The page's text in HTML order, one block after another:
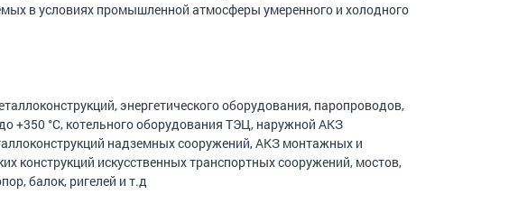
в условиях промышленной атмосферы умеренного и холодного
энергетического оборудования, паропроводов,
+350 °C, котельного оборудования ТЭЦ, наружной АКЗ
надземных сооружений, АКЗ монтажных и
конструкций искусственных транспортных сооружений, мостов,
балок, ригелей и т.д